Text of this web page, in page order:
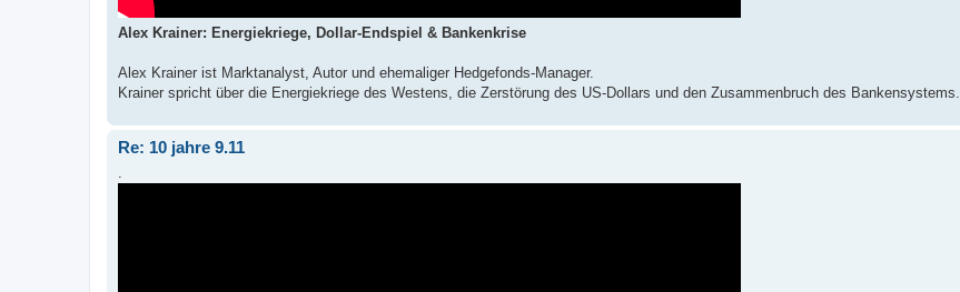
Alex Krainer: Energiekriege, Dollar-Endspiel & Bankenkrise
Alex Krainer ist Marktanalyst, Autor und ehemaliger Hedgefonds-Manager.
Krainer spricht über die Energiekriege des Westens, die Zerstörung des US-Dollars und den Zusammenbruch des Bankensystems.
Re: 10 jahre 9.11